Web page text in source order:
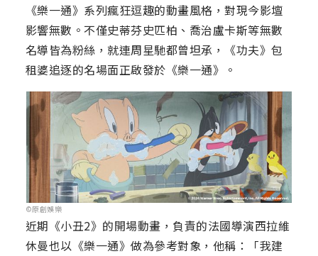
《樂一通》系列瘋狂逗趣的動畫風格，對現今影壇
影響無數。不僅史蒂芬史匹柏、喬治盧卡斯等無數
名導皆為粉絲，就連周星馳都曾坦承，《功夫》包
租婆追逐的名場面正啟發於《樂一通》。
©原創娛樂
近期《小丑2》的開場動畫，負責的法國導演西拉維
休曼也以《樂一通》做為參考對象，他稱：「我建